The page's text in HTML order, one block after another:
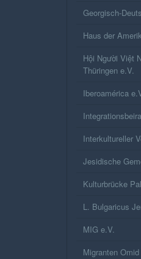
Georgisch-
Haus der
Hội Người Việt
Thüringen e.V.
Iberoamérica
Interkultureller
Jesidische
Kulturbrücke
L. Bulgaricus
MIG e.V.
Migranten